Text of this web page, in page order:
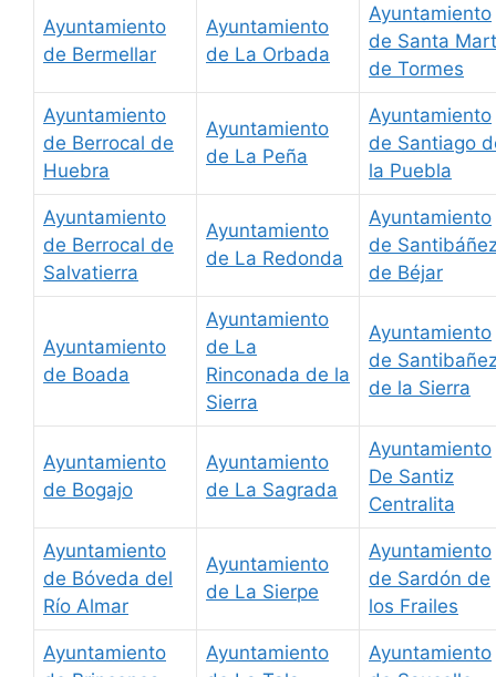
Ayuntamiento
de Bermellar
Ayuntamiento
de La Orbada
Ayuntamiento
de Santa
de Tormes
Ayuntamiento
de Berrocal de
Huebra
Ayuntamiento
de La Peña
Ayuntamiento
de Santiago
la Puebla
Ayuntamiento
de Berrocal de
Salvatierra
Ayuntamiento
de La Redonda
Ayuntamiento
de
de Béjar
Ayuntamiento
de Boada
Ayuntamiento
de La
Rinconada de la
Sierra
Ayuntamiento
de
de la Sierra
Ayuntamiento
de Bogajo
Ayuntamiento
de La Sagrada
Ayuntamiento
De Santiz
Centralita
Ayuntamiento
de Bóveda del
Río Almar
Ayuntamiento
de La Sierpe
Ayuntamiento
de Sardón de
los Frailes
Ayuntamiento
Ayuntamiento
Ayuntamiento